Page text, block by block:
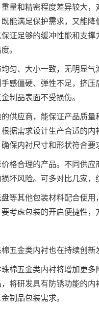
量和精密程度差异较大
能满足保护需求，又能
证足够的缓冲性能和支
。
匀、大小一致，无明显气
感僵硬、弹性不足，挤
制品表面不受损伤。
供应商，能保证产品质
据需求设计生产合适的
保内衬尺寸和形状符合要
格合理的产品。不同供
坏风险。可多对比几家，
等其他包装材料配合使
考虑包装的开启便捷性，
五金类内衬也在持续创新
棉五金类内衬将增加更
将研发具有防锈功能的内
制品包装需求。